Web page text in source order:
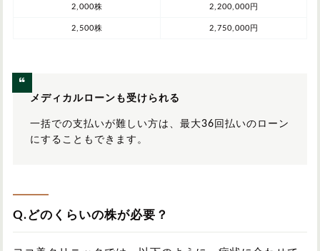
2,000株 2,200,000円
2,500株 2,750,000円
メディカルローンも受けられる
一括での支払いが難しい方は、最大36回払いのローン
にすることもできます。
Q.どのくらいの株が必要？